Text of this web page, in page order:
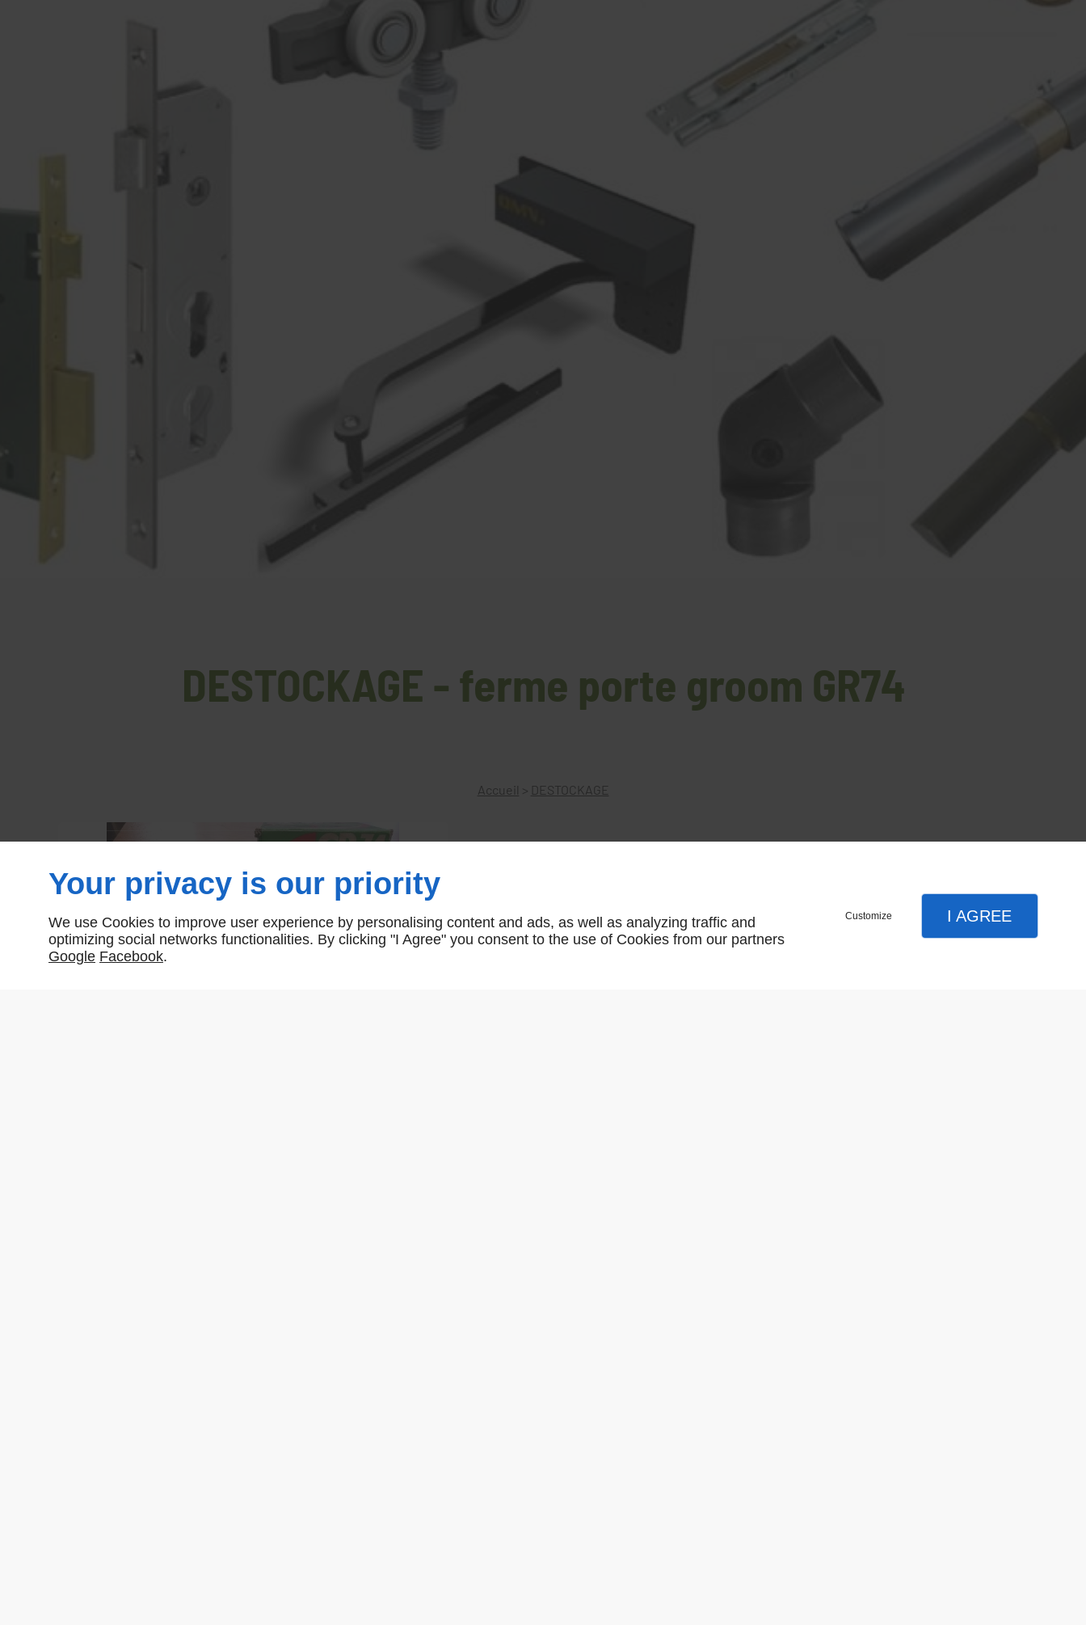
DESTOCKAGE - ferme porte groom GR74
Accueil > DESTOCKAGE
Your privacy is our priority
We use Cookies to improve user experience by personalising content and ads, as well as analyzing traffic and
optimizing social networks functionalities. By clicking "I Agree" you consent to the use of Cookies from our partners
Google Facebook.
Customize I AGREE